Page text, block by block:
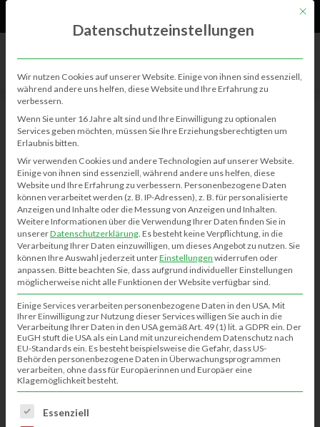
NEUIGKEITEN
BERICHTE NEUIGKEITEN
Mit
Datenschutzeinstellungen
Wir nutzen Cookies auf unserer Website. Einige von ihnen sind essenziell,
während andere uns helfen, diese Website und Ihre Erfahrung zu
verbessern.
Wenn Sie unter 16 Jahre alt sind und Ihre Einwilligung zu optionalen
Services geben möchten, müssen Sie Ihre Erziehungsberechtigten um
Erlaubnis bitten.
Wir verwenden Cookies und andere Technologien auf unserer Website.
Einige von ihnen sind essenziell, während andere uns helfen, diese
Website und Ihre Erfahrung zu verbessern. Personenbezogene Daten
können verarbeitet werden (z. B. IP-Adressen), z. B. für personalisierte
Anzeigen und Inhalte oder die Messung von Anzeigen und Inhalten.
Weitere Informationen über die Verwendung Ihrer Daten finden Sie in
unsererDatenschutzerklärung. Es besteht keine Verpflichtung, in die
Verarbeitung Ihrer Daten einzuwilligen, um dieses Angebot zu nutzen. Sie
können Ihre Auswahl jederzeit unterEinstellungen widerrufen oder
anpassen. Bitte beachten Sie, dass aufgrund individueller Einstellungen
möglicherweise nicht alle Funktionen der Website verfügbar sind.
Einige Services verarbeiten personenbezogene Daten in den USA. Mit
Ihrer Einwilligung zur Nutzung dieser Services willigen Sie auch in die
Verarbeitung Ihrer Daten in den USA gemäß Art. 49 (1) lit. a GDPR ein. Der
EuGH stuft die USA als ein Land mit unzureichendem Datenschutz nach
EU-Standards ein. Es besteht beispielsweise die Gefahr, dass US-
Behörden personenbezogene Daten in Überwachungsprogrammen
verarbeiten, ohne dass für Europäerinnen und Europäer eine
Klagemöglichkeit besteht.
Es folgt eine Liste der Service-Gruppen, für die eine
Essenziell